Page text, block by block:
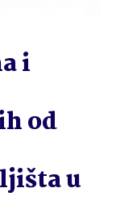
i
od
u